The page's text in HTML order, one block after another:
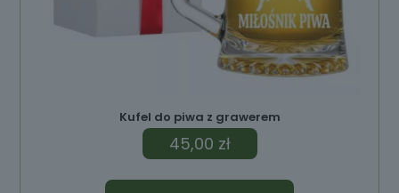
Kufel do piwa z grawerem
45,00 zł